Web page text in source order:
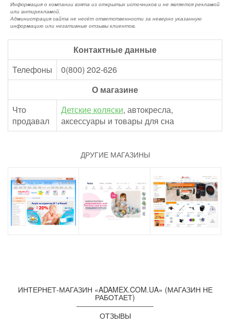
Информация о компании взята из открытых источников и не является рекламой
или антирекламой.
Администрация сайта не несёт ответственности за неверно указанную
информацию или негативные отзывы клиентов.
Контактные данные
Телефоны
0(800) 202-626
О магазине
Что
продавал
Детские коляски, автокресла,
аксессуары и товары для сна
ДРУГИЕ МАГАЗИНЫ
ИНТЕРНЕТ-МАГАЗИН «ADAMEX.COM.UA» (МАГАЗИН НЕ
РАБОТАЕТ)
ОТЗЫВЫ